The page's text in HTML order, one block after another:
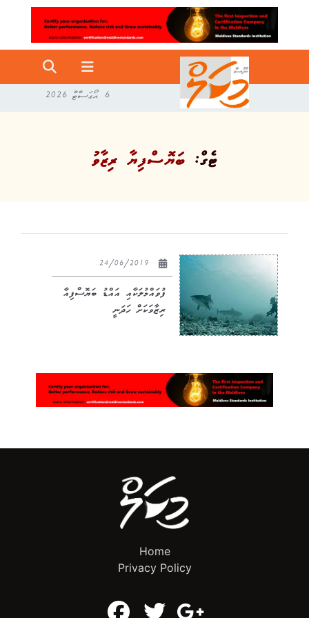
6 އޯގަސްޓް 2026
ޓެގް: ބަޔޮސްފިޔާ ރިޒާވު
ފުވައްމުލަކާއި އައްޑު ބަޔޮސްފިއާ
ރިޒާވަކަށް ހަދަނީ
Home
Privacy Policy